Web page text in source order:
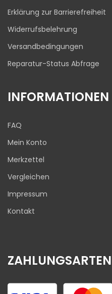
Erklärung zur Barrierefreiheit
Widerrufsbelehrung
Versandbedingungen
Reparatur-Status Abfrage
INFORMATIONEN
FAQ
Mein Konto
Merkzettel
Vergleichen
Impressum
Kontakt